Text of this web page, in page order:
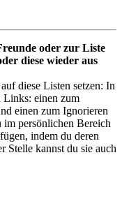
oder zur Liste
diese wieder aus
diese Listen setzen: In
Links: einen zum
einen zum Ignorieren
im persönlichen Bereich
indem du deren
Stelle kannst du sie auch